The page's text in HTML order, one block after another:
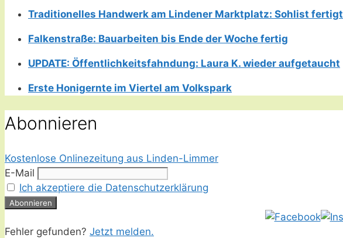
Traditionelles Handwerk am Lindener Marktplatz: Sohlist
Falkenstraße: Bauarbeiten bis Ende der Woche fertig
UPDATE: Öffentlichkeitsfahndung: Laura K. wieder aufgetaucht
Erste Honigernte im Viertel am Volkspark
Abonnieren
Kostenlose Onlinezeitung aus Linden-Limmer
E-Mail
Ich akzeptiere die Datenschutzerklärung
Fehler gefunden? Jetzt melden.